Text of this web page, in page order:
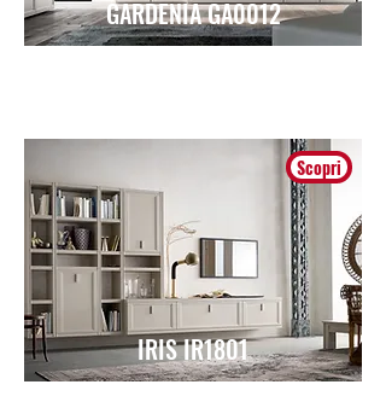
GARDENIA GA0012
IRIS IR1801
Scopri